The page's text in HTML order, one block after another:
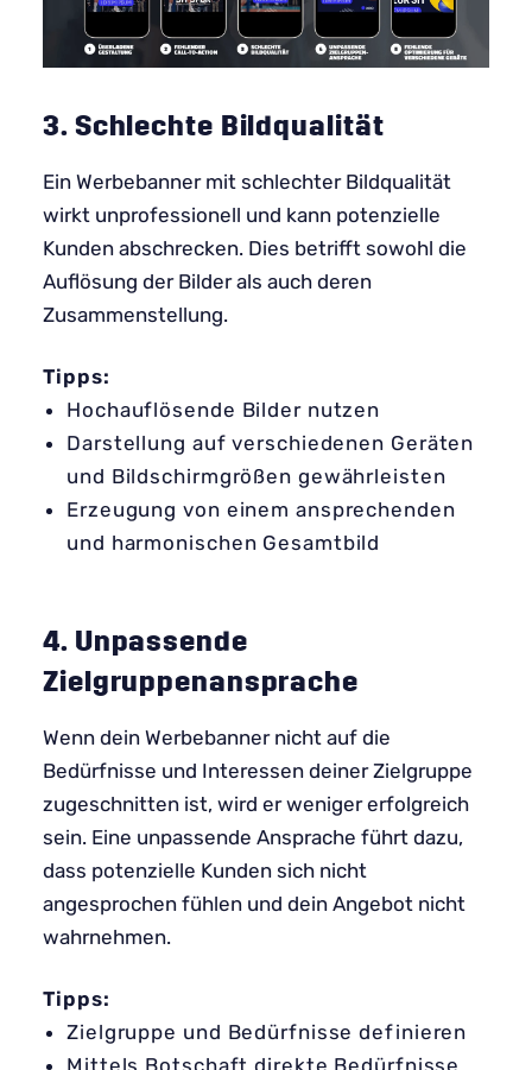
3. Schlechte Bildqualität
Ein Werbebanner mit schlechter Bildqualität
wirkt unprofessionell und kann potenzielle
Kunden abschrecken. Dies betrifft sowohl die
Auflösung der Bilder als auch deren
Zusammenstellung.
Tipps:
Hochauflösende Bilder nutzen
Darstellung auf verschiedenen Geräten
und Bildschirmgrößen gewährleisten
Erzeugung von einem ansprechenden
und harmonischen Gesamtbild
4. Unpassende
Zielgruppenansprache
Wenn dein Werbebanner nicht auf die
Bedürfnisse und Interessen deiner Zielgruppe
zugeschnitten ist, wird er weniger erfolgreich
sein. Eine unpassende Ansprache führt dazu,
dass potenzielle Kunden sich nicht
angesprochen fühlen und dein Angebot nicht
wahrnehmen.
Tipps:
Zielgruppe und Bedürfnisse definieren
Mittels Botschaft direkte Bedürfnisse